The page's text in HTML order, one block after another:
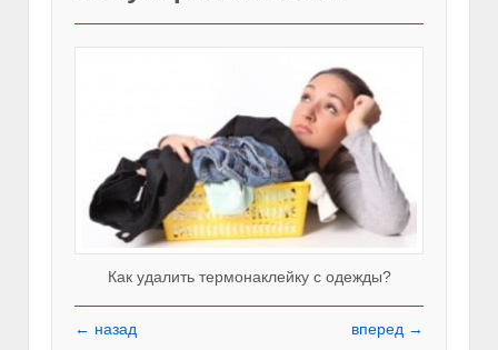
Как удалить термонаклейку с одежды?
← назад вперед →